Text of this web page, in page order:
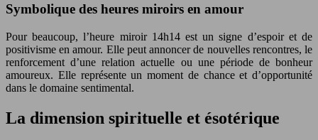
Symbolique des heures miroirs en amour
Pour beaucoup, l’heure miroir 14h14 est un signe d’espoir et de
positivisme en amour. Elle peut annoncer de nouvelles rencontres, le
renforcement d’une relation actuelle ou une période de bonheur
amoureux. Elle représente un moment de chance et d’opportunité
dans le domaine sentimental.
La dimension spirituelle et ésotérique